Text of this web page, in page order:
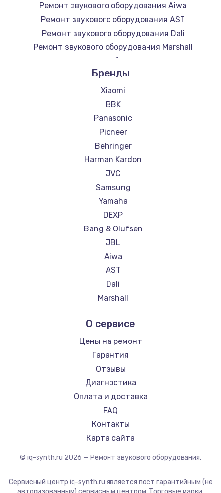
Заказать
Замена картридера
890 руб.
Замена микросхемы NFC
1100 руб.
Заказать
Замена шим-контроллера
3900 руб.
Заказать
Настройка Wi-Fi
1030 руб.
Заказать
Замена вебкамеры
Заказать
Заказать
Замена жесткого диска
Заказать
Заказать
Замена видеокарты
Ремонт звукового оборудования Aiwa
Ремонт звукового оборудования AST
Ремонт звукового оборудования Dali
Ремонт звукового оборудования Marshall
Ремонт звукового оборудования Supra
Бренды
Xiaomi
BBK
Panasonic
Pioneer
Behringer
Harman Kardon
JVC
Samsung
Yamaha
DEXP
Bang & Olufsen
JBL
Aiwa
AST
Dali
Marshall
О сервисе
Цены на ремонт
Гарантия
Отзывы
Диагностика
Оплата и доставка
FAQ
Контакты
Карта сайта
© iq-synth.ru 2026 — Ремонт звукового оборудования.
Сервисный центр iq-synth.ru является пост гарантийным (не
авторизованным) сервисным центром. Торговые марки,